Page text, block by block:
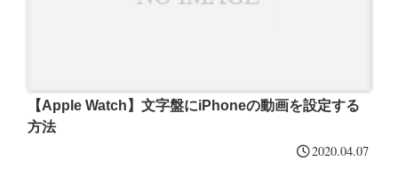
【Apple Watch】文字盤にiPhoneの動画を設定する
方法
2020.04.07